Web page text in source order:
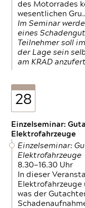
des Motorrades
wesentlichen
Im Seminar
eines
Teilnehmer soll
der Lage sein
am KRAD
28
Einzelseminar:
Elektrofahrzeuge
Einzelseminar:
Elektrofahrzeuge
8.30—16.30 Uhr
In dieser
Elektrofahrzeuge
was der